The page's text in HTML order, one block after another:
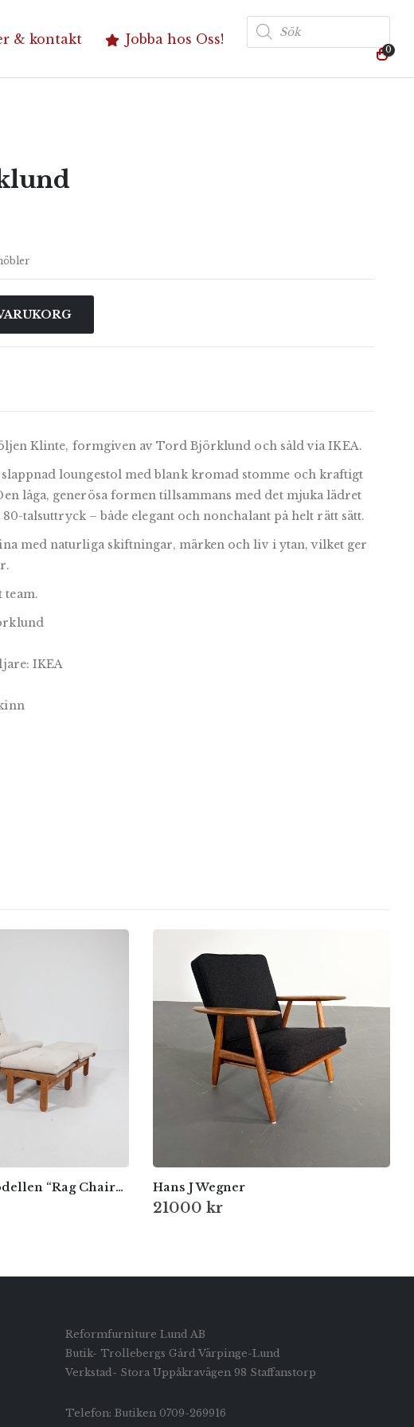
& kontakt Jobba hos Oss!
Produktsökning
0
Klinte, formgiven av Tord Björklund och såld via IKEA.
loungestol med blank kromad stomme och kraftigt
låga, generösa formen tillsammans med det mjuka lädret
talsuttryck – både elegant och nonchalant på helt rätt sätt.
med naturliga skiftningar, märken och liv i ytan, vilket ger
team.
IKEA
Fåtöljer i ek – modellen “Rag Chair” / Kludestolen Formgivna av Bernt Pedersen, Danmark, 1960-tal Hans J Wegner
21000 kr
Reformfurniture Lund AB
Butik- Trollebergs Gård Värpinge-Lund
Verkstad- Stora Uppåkravägen 98 Staffanstorp
Telefon: Butiken 0709-269916